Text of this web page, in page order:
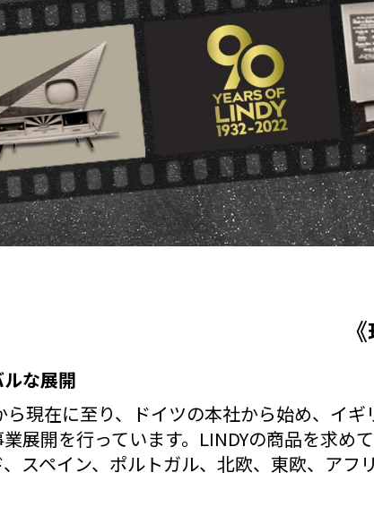
《
な展開
ら現在に至り、ドイツの本社から始め、イ
展開を行っています。LINDYの商品を求め
スペイン、ポルトガル、北欧、東欧、ア